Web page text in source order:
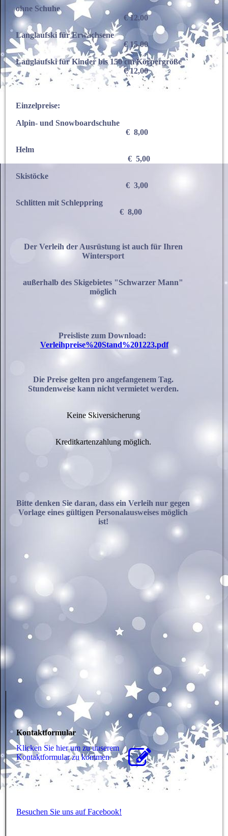
ohne Schuhe
€ 12,00
Langlaufski für Erwachsene
€ 15,00
Langlaufski für Kinder bis 150 cm Körpergröße
€ 12,00
Einzelpreise:
Alpin- und Snowboardschuhe
€ 8,00
Helm
€ 5,00
Skistöcke
€ 3,00
Schlitten mit Schleppring
€ 8,00
Der Verleih der Ausrüstung ist auch für Ihren
Wintersport
außerhalb des Skigebietes "Schwarzer Mann"
möglich
Preisliste zum Download:
Verleihpreise%20Stand%201223.pdf
Die Preise gelten pro angefangenem Tag.
Stundenweise kann nicht vermietet werden.
Keine Skiversicherung
Kreditkartenzahlung möglich.
Bitte denken Sie daran, dass ein Verleih nur gegen
Vorlage eines gültigen Personalausweises möglich
ist!
Kontaktformular
Klicken Sie hier um zu unserem
Kon­takt­for­mu­lar zu kommen
Besuchen Sie uns auf Facebook!